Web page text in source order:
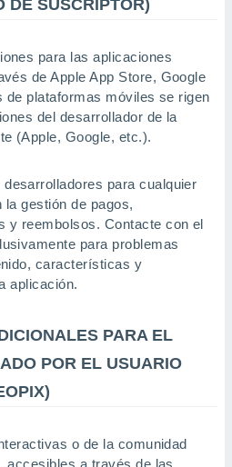
DE SUSCRIPTOR)
para las aplicaciones
de Apple App Store, Google
de plataformas móviles se rigen
del desarrollador de la
(Apple, Google, etc.).
para cualquier
la gestión de pagos,
y reembolsos. Contacte con el
para problemas
características y
aplicación.
PARA EL
POR EL USUARIO
o de la comunidad
accesibles a través de las